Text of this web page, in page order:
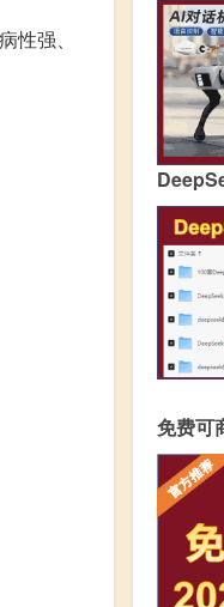
强、
免费可